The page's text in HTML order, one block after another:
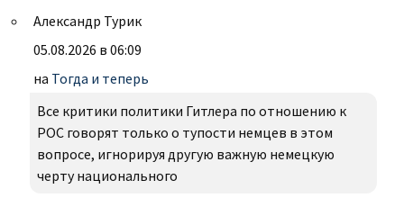
Александр Турик
05.08.2026 в 06:09
на Тогда и теперь
Все критики политики Гитлера по отношению к
РОС говорят только о тупости немцев в этом
вопросе, игнорируя другую важную немецкую
черту национального